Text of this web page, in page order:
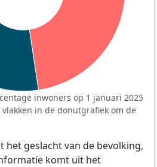
inwoners op 1 januari 2025
in de donutgrafiek om de
geslacht van de bevolking,
komt uit het